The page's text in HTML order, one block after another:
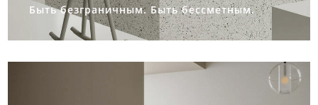
Быть безграничным. Быть бессметным.